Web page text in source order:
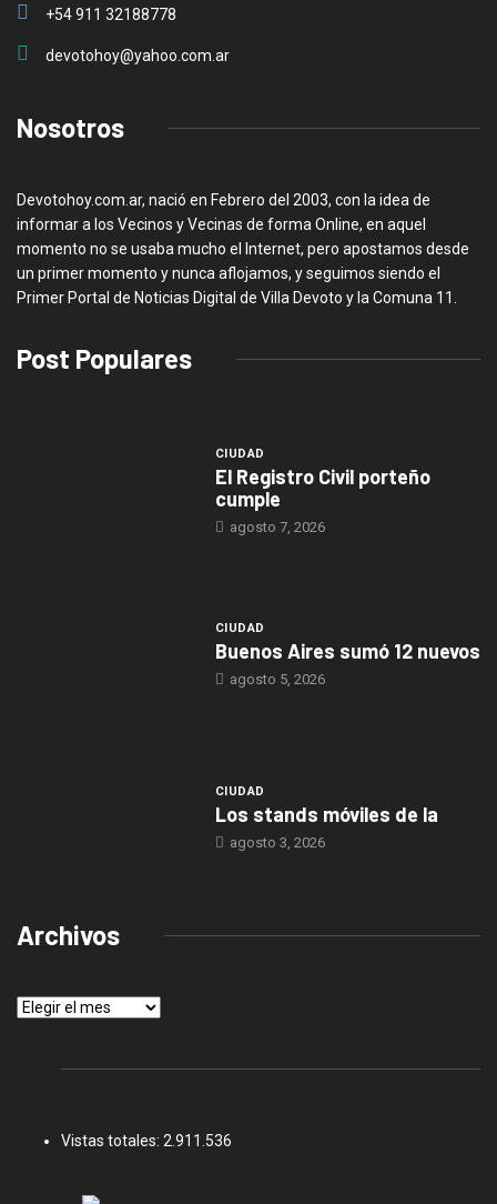
+54 911 32188778
devotohoy@yahoo.com.ar
Nosotros
Devotohoy.com.ar, nació en Febrero del 2003, con la idea de
informar a los Vecinos y Vecinas de forma Online, en aquel
momento no se usaba mucho el Internet, pero apostamos desde
un primer momento y nunca aflojamos, y seguimos siendo el
Primer Portal de Noticias Digital de Villa Devoto y la Comuna 11.
Post Populares
CIUDAD
El Registro Civil porteño
cumple
agosto 7, 2026
CIUDAD
Buenos Aires sumó 12 nuevos
agosto 5, 2026
CIUDAD
Los stands móviles de la
agosto 3, 2026
Archivos
Archivos
Vistas totales: 2.911.536